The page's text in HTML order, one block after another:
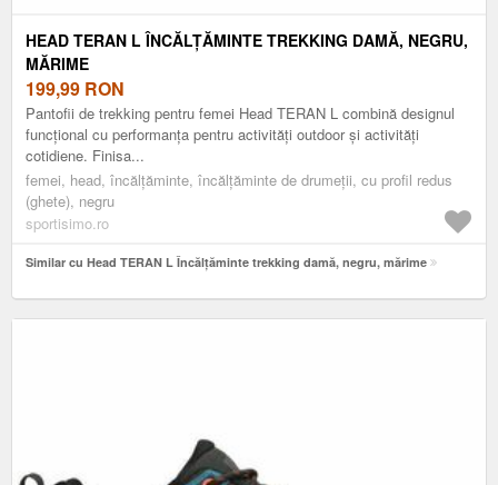
HEAD TERAN L ÎNCĂLȚĂMINTE TREKKING DAMĂ, NEGRU,
MĂRIME
199,99 RON
Pantofii de trekking pentru femei Head TERAN L combină designul
funcțional cu performanța pentru activități outdoor și activități
cotidiene. Finisa...
femei, head, încălțăminte, încălțăminte de drumeții, cu profil redus
(ghete), negru
sportisimo.ro
Similar cu Head TERAN L Încălțăminte trekking damă, negru, mărime